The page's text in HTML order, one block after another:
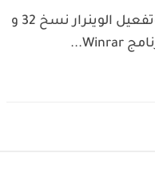
تحميل وتفعيل الوينرار نسخ 32 و